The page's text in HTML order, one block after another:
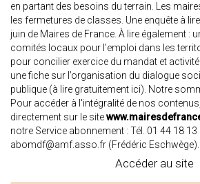
en partant des besoins du terrain. Les
les fermetures de classes. Une enquête à
juin de Maires de France. À lire également :
comités locaux pour l’emploi dans les
pour concilier exercice du mandat et
une fiche sur l’organisation du dialogue
publique (à lire gratuitement ici). Notre
Pour accéder à l'intégralité de nos
directement sur le site
notre Service abonnement : Tél. 01 44 18 13
abomdf@amf.asso.fr (Frédéric Eschwège).
Accéder au site